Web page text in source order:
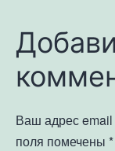
Ваш адрес email
поля помечены *